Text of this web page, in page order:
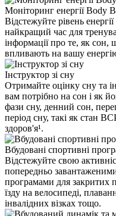
Моніторинг енергії Body
Відстежуйте рівень
найкращий час для
інформації про те, як сон,
впливають на вашу
Інструктор зі сну
Отримайте оцінку сну та
вам потрібно на сон і як
фази сну, денний сон,
період сну, такі як стан
здоров'я¹.
Вбудовані спортивні
Відстежуйте свою
попередньо
програмами для закритих
їзду на велосипеді,
інвалідних візках тощо.